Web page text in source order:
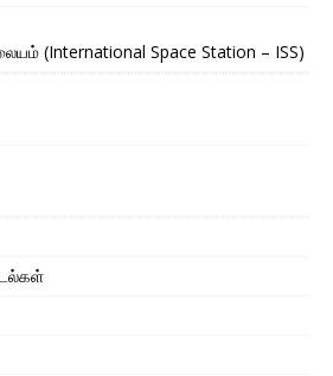
(International Space Station – ISS)